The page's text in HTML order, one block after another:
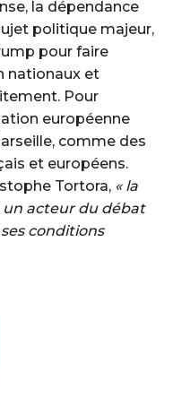
la dépendance
politique majeur,
pour faire
nationaux et
Pour
européenne
comme des
et européens.
Tortora, « la
un acteur du débat
conditions